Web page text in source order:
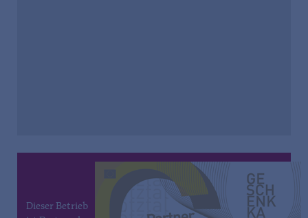
Dieser Betrieb